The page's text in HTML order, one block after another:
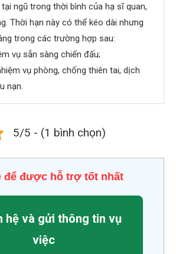
ngũ trong thời bình của hạ sĩ quan,
Thời hạn này có thể kéo dài nhưng
trong các trường hợp sau:
vụ sẵn sàng chiến đấu;
vụ phòng, chống thiên tai, dịch
nạn.
5/5 - (1 bình chọn)
để được hỗ trợ tốt nhất
hệ và gửi thông tin vụ
việc